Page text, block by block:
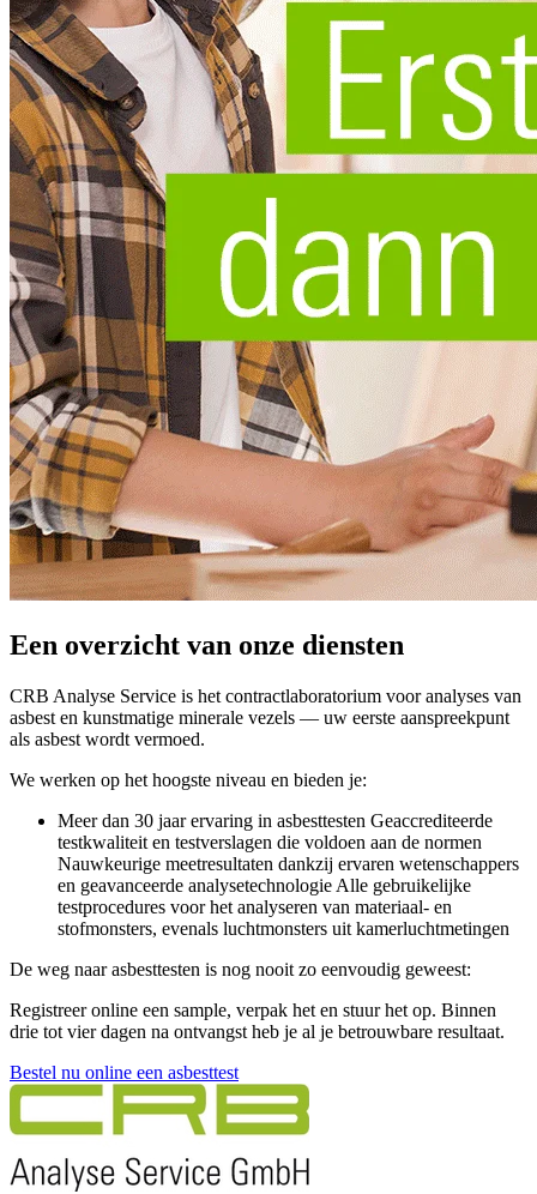
Een overzicht van onze diensten
CRB Analyse Service is het contractlaboratorium voor analyses van
asbest en kunstmatige minerale vezels — uw eerste aanspreekpunt
als asbest wordt vermoed.
We werken op het hoogste niveau en bieden je:
Meer dan 30 jaar ervaring in asbesttesten Geaccrediteerde
testkwaliteit en testverslagen die voldoen aan de normen
Nauwkeurige meetresultaten dankzij ervaren wetenschappers
en geavanceerde analysetechnologie Alle gebruikelijke
testprocedures voor het analyseren van materiaal- en
stofmonsters, evenals luchtmonsters uit kamerluchtmetingen
De weg naar asbesttesten is nog nooit zo eenvoudig geweest:
Registreer online een sample, verpak het en stuur het op. Binnen
drie tot vier dagen na ontvangst heb je al je betrouwbare resultaat.
Bestel nu online een asbesttest